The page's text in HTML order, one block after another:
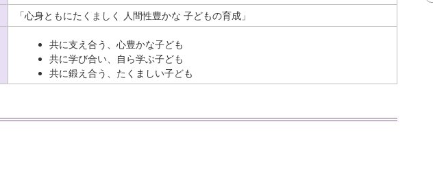
「心身ともにたくましく 人間性豊かな 子どもの育成」
共に支え合う、心豊かな子ども
共に学び合い、自ら学ぶ子ども
共に鍛え合う、たくましい子ども